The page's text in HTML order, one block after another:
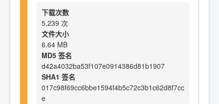
下载次数
5,239 次
文件大小
6.64 MB
MD5 签名
d42a4032ba53f107e0914386d81b1907
SHA1 签名
017c98f69cc6bbe1594f4b5c72c3b1c62d8f7cc
e